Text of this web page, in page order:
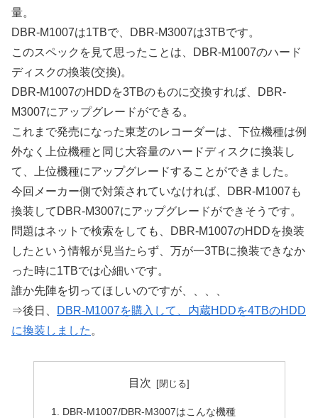
量。
DBR-M1007は1TBで、DBR-M3007は3TBです。
このスペックを見て思ったことは、DBR-M1007のハード
ディスクの換装(交換)。
DBR-M1007のHDDを3TBのものに交換すれば、DBR-
M3007にアップグレードができる。
これまで発売になった東芝のレコーダーは、下位機種は例
外なく上位機種と同じ大容量のハードディスクに換装し
て、上位機種にアップグレードすることができました。
今回メーカー側で対策されていなければ、DBR-M1007も
換装してDBR-M3007にアップグレードができそうです。
問題はネットで検索をしても、DBR-M1007のHDDを換装
したという情報が見当たらず、万が一3TBに換装できなか
った時に1TBでは心細いです。
誰か先陣を切ってほしいのですが、、、、
⇒後日、
DBR-M1007を購入して、内蔵HDDを4TBのHDD
に換装しました 。
目次
DBR-M1007/DBR-M3007はこんな機種